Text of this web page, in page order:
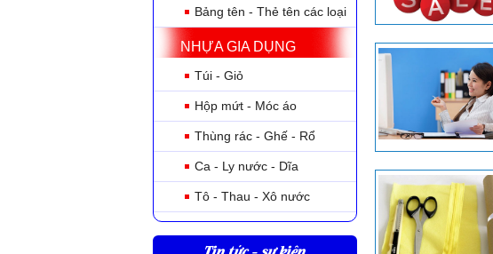
Bảng tên - Thẻ tên các loại
NHỰA GIA DỤNG
Túi - Giỏ
Hộp mứt - Móc áo
Thùng rác - Ghế - Rổ
Ca - Ly nước - Dĩa
Tô - Thau - Xô nước